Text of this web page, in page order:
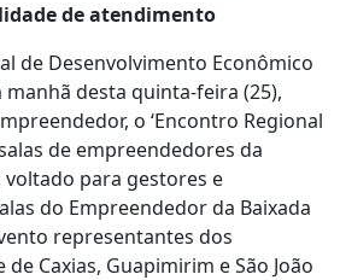
de atendimento
de Desenvolvimento Econômico
desta quinta-feira (25),
o ‘Encontro Regional
de empreendedores da
voltado para gestores e
do Empreendedor da Baixada
representantes dos
Caxias, Guapimirim e São João